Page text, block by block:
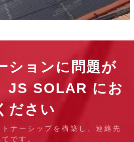
ションに問題が
JS SOLAR にお
ださい
ナーシップを構築し、連絡先
です。